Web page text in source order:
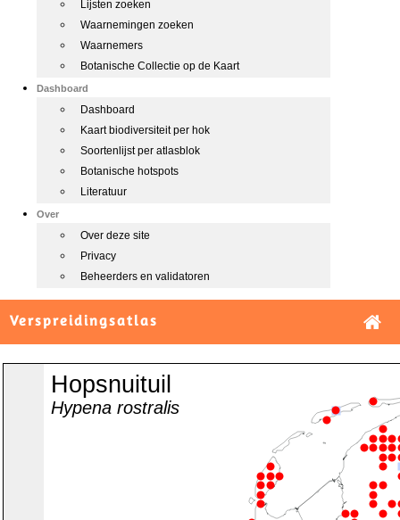
Lijsten zoeken
Waarnemingen zoeken
Waarnemers
Botanische Collectie op de Kaart
Dashboard
Dashboard
Kaart biodiversiteit per hok
Soortenlijst per atlasblok
Botanische hotspots
Literatuur
Over
Over deze site
Privacy
Beheerders en validatoren
Verspreidingsatlas